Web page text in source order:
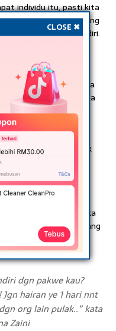
individu itu, pasti kita
melihat seorang
kepada ibu sendiri.
makcik itu, apakah
sebegitu oleh anak
doa diselitkan kepada
anak. Namun bila
dan meraikan
perasaan makcik
telah mendapat
dengan sikap
siapa tetapi mereka
si ibu. Malah ada yang
demi menjaga
dgn pakwe kau?
hairan ye 1 hari nnt
org lain pulak..” kata
Zaini
CLOSE ✖